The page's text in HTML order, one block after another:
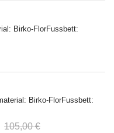
Birko-FlorFussbett:
Birko-FlorFussbett:
105,00 €